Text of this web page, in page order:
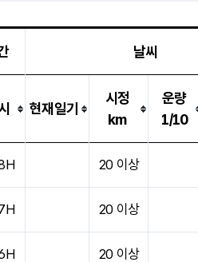
날씨
현재일기
시정
km
운량
1/10
20 이상
20 이상
20 이상